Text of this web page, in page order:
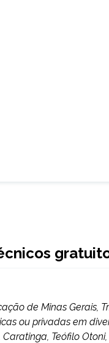
de Minas Gerais,
ou privadas em
Teófilo